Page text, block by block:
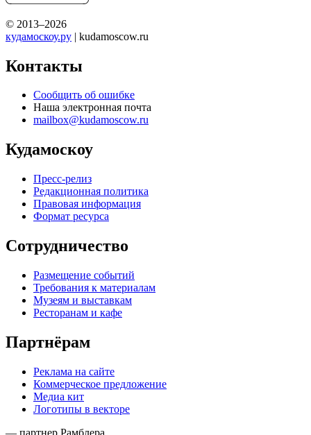
© 2013–2026
кудамоскоу.ру | kudamoscow.ru
Контакты
Сообщить об ошибке
Наша электронная почта
mailbox@kudamoscow.ru
Кудамоскоу
Пресс-релиз
Редакционная политика
Правовая информация
Формат ресурса
Сотрудничество
Размещение событий
Требования к материалам
Музеям и выставкам
Ресторанам и кафе
Партнёрам
Реклама на сайте
Коммерческое предложение
Медиа кит
Логотипы в векторе
— партнер Рамблера